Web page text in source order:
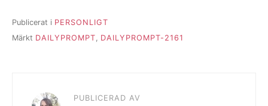
Publicerat i PERSONLIGT
Märkt DAILYPROMPT, DAILYPROMPT-2161
PUBLICERAD AV